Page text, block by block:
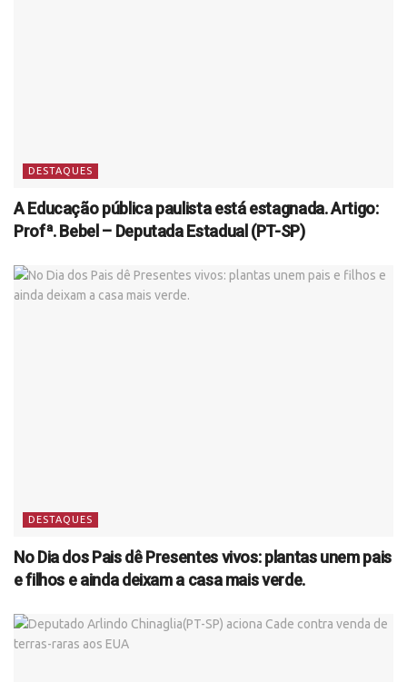
DESTAQUES
A Educação pública paulista está estagnada. Artigo:
Profª. Bebel – Deputada Estadual (PT-SP)
DESTAQUES
No Dia dos Pais dê Presentes vivos: plantas unem pais
e filhos e ainda deixam a casa mais verde.